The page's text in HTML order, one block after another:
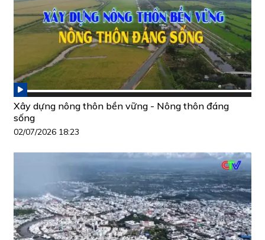
Xây dựng nông thôn bền vững - Nông thôn đáng
sống
02/07/2026 18:23